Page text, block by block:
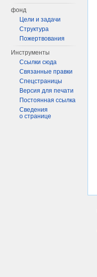
фонд
Цели и задачи
Структура
Пожертвования
Инструменты
Ссылки сюда
Связанные правки
Спецстраницы
Версия для печати
Постоянная ссылка
Сведения
о странице